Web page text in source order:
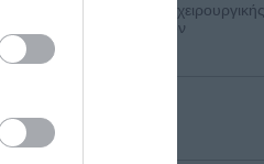
Συνεργάτης Αγγειοχειρουργικής
κλινικής Νέο Αθήναιον